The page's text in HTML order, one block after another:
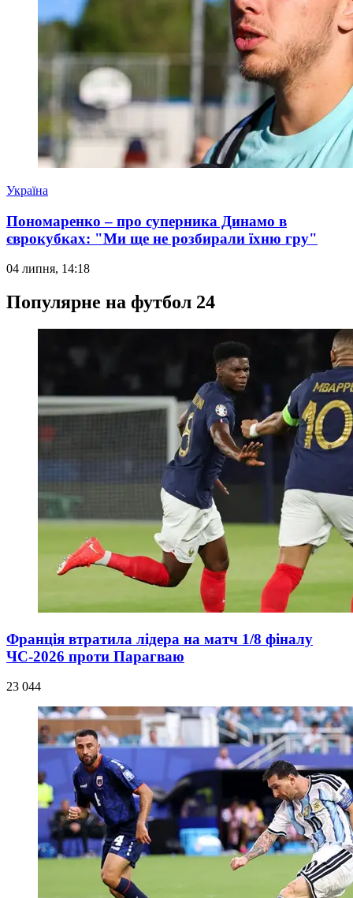
Україна
Пономаренко – про суперника Динамо в
єврокубках: "Ми ще не розбирали їхню гру"
04 липня, 14:18
Популярне на футбол 24
Франція втратила лідера на матч 1/8 фіналу
ЧС-2026 проти Парагваю
23 044